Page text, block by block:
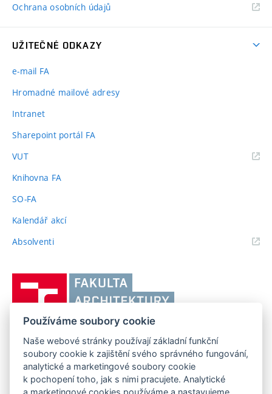
Ochrana osobních údajů
UŽITEČNÉ ODKAZY
e-mail FA
Hromadné mailové adresy
Intranet
Sharepoint portál FA
VUT(externí
Knihovna FA
SO-FA
Kalendář akcí
Absolventi(externí
učení
Brně,
Fakulta
architektury
FAKULTA ARCHITEKTURY VUT V BRNĚ
Poříčí 273/5, 639 00 Brno
Telefon: 54114 6600
www.fa.vutbr.cz
info@fa.vutbr.cz
Používáme soubory cookie
Naše webové stránky používají základní funkční
soubory cookie k zajištění svého správného fungování,
analytické a marketingové soubory cookie
k pochopení toho, jak s nimi pracujete. Analytické
a marketingové cookies používáme a nastavujeme